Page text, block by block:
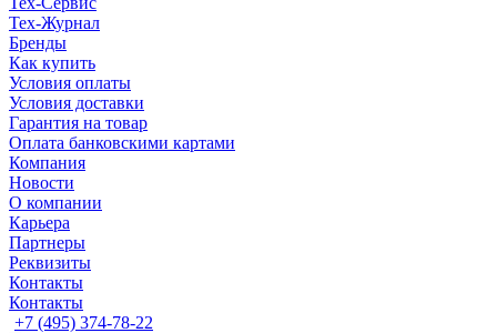
Тех-Журнал
Бренды
Как купить
Условия оплаты
Условия доставки
Гарантия на товар
Оплата банковскими картами
Компания
Новости
О компании
Карьера
Партнеры
Реквизиты
Контакты
Контакты
+7 (495) 374-78-22